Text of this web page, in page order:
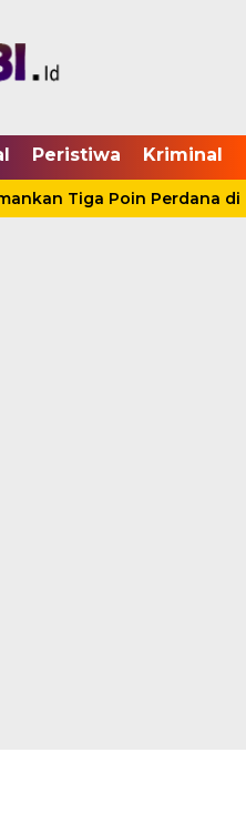
Peristiwa Kriminal
Tiga Poin Perdana di